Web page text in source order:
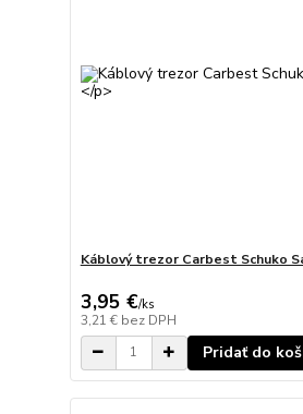
Káblový trezor Carbest Schuko
3,95 €/ks
3,21 € bez DPH
Pridať do